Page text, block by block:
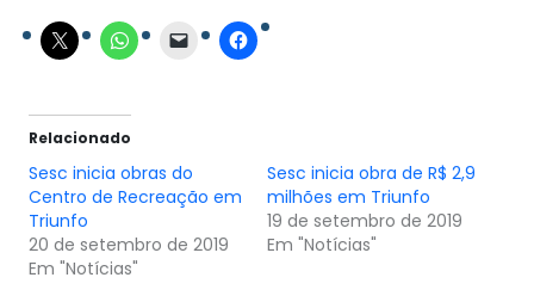
Relacionado
Sesc inicia obras do
Centro de Recreação em
Triunfo
20 de setembro de 2019
Em "Notícias"
Sesc inicia obra de R$ 2,9
milhões em Triunfo
19 de setembro de 2019
Em "Notícias"